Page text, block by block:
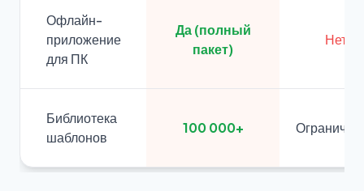
Офлайн-
приложение
для ПК
Да (полный
пакет)
Нет
Библиотека
шаблонов
100 000+